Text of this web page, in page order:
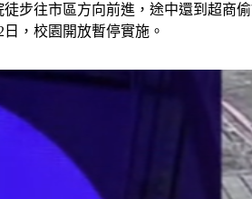
步往市區方向前進，途中還到超商
，校園開放暫停實施。